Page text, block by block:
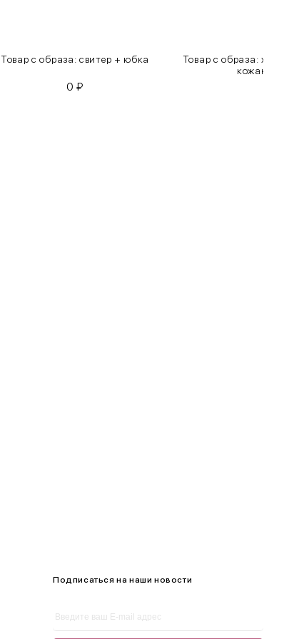
Товар с образа: свитер + юбка
0₽
Товар с образа:
кожаные
Подписаться на наши новости